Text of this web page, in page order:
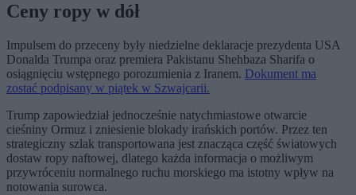
Ceny ropy w dół
Impulsem do przeceny były niedzielne deklaracje prezydenta USA
Donalda Trumpa oraz premiera Pakistanu Shehbaza Sharifa o
osiągnięciu wstępnego porozumienia z Iranem. Dokument ma
zostać podpisany w piątek w Szwajcarii.
Trump zapowiedział jednocześnie natychmiastowe otwarcie
cieśniny Ormuz i zniesienie blokady irańskich portów. Przez ten
strategiczny szlak transportowana jest znacząca część światowych
dostaw ropy naftowej, dlatego każda informacja o możliwym
przywróceniu normalnego ruchu morskiego ma istotny wpływ na
notowania surowca.